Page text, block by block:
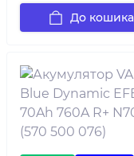
До кошика